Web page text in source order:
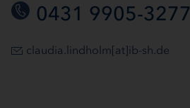
0431 9905-3277
claudia.lindholm[at]ib-sh.de